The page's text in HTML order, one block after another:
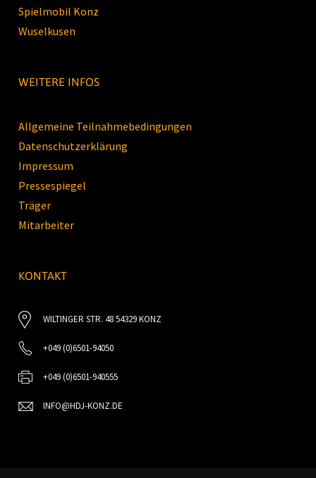
Spielmobil Konz
Wuselkusen
WEITERE INFOS
Allgemeine Teilnahmebedingungen
Datenschutzerklärung
Impressum
Pressespiegel
Träger
Mitarbeiter
KONTAKT
WILTINGER STR. 48 54329 KONZ
+049 (0)6501-94050
+049 (0)6501-940555
INFO@HDJ-KONZ.DE